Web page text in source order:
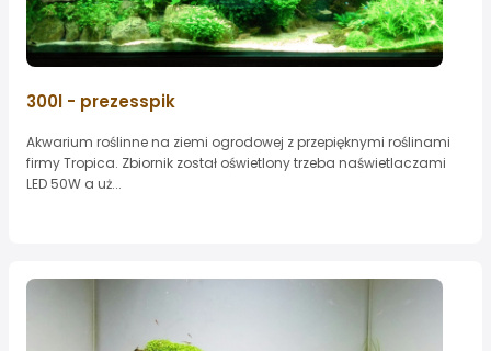
300l - prezesspik
Akwarium roślinne na ziemi ogrodowej z przepięknymi roślinami
firmy Tropica. Zbiornik został oświetlony trzeba naświetlaczami
LED 50W a uż...